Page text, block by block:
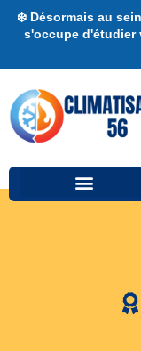
❄️ Désormais au
s'occupe d'étudier